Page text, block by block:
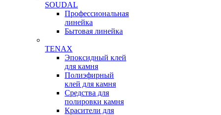
SOUDAL
Профессиональная
линейка
Бытовая линейка
TENAX
Эпоксидный клей
для камня
Полиэфирный
клей для камня
Средства для
полировки камня
Красители для